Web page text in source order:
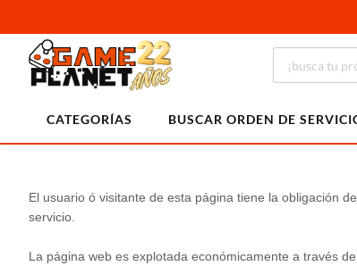
CATEGORÍAS BUSCAR ORDEN DE
El usuario ó visitante de esta página tiene la obligación
servicio.
La página web es explotada económicamente a través